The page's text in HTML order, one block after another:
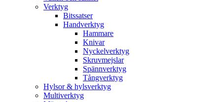
Verktyg
Bitssatser
Handverktyg
Hammare
Knivar
Nyckelverktyg
Skruvmejslar
Spännverktyg
Tångverktyg
Hylsor & hylsverktyg
Multiverktyg